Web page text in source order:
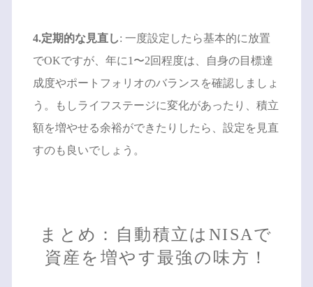
4.定期的な見直し: 一度設定したら基本的に放置
でOKですが、年に1〜2回程度は、自身の目標達
成度やポートフォリオのバランスを確認しましょ
う。もしライフステージに変化があったり、積立
額を増やせる余裕ができたりしたら、設定を見直
すのも良いでしょう。
まとめ：自動積立はNISAで
資産を増やす最強の味方！